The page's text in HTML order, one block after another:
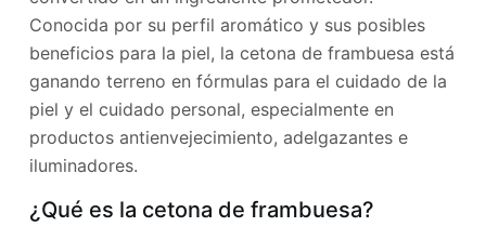
oConocida por su perfil aromático y sus posibles
beneficios para la piel, la cetona de frambuesa está
ganando terreno en fórmulas para el cuidado de la
piel y el cuidado personal, especialmente en
productos antienvejecimiento, adelgazantes e
iluminadores.
¿Qué es la cetona de frambuesa?